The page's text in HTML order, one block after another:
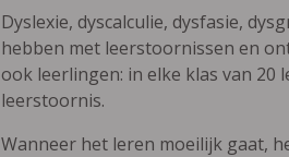
Dyslexie, dyscalculie, dysfasie,
hebben met leerstoornissen en
ook leerlingen: in elke klas van 20
leerstoornis.
Wanneer het leren moeilijk gaat,